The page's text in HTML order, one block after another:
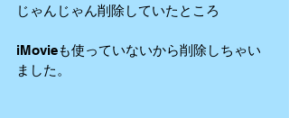
じゃんじゃん削除していたところ
iMovieも使っていないから削除しちゃい
ました。